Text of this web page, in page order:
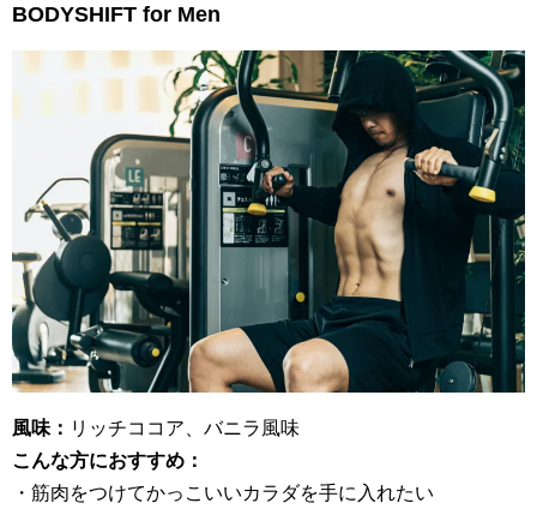
BODYSHIFT for Men
風味： リッチココア、バニラ風味
こんな方におすすめ：
・筋肉をつけてかっこいいカラダを手に入れたい